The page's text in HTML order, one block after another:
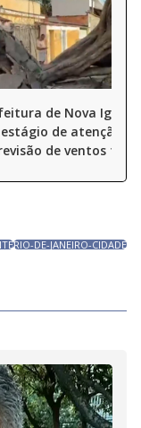
de Nova
de atenção
de ventos
RIO-DE-JANEIRO-CIDADE